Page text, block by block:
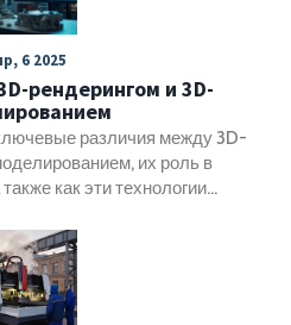
и новые проблемы, такие
среду и потребность в
специалистов. В статье
текущие трудности, так и
развития машиностроения.
6 2025
рендерингом и 3D-
различия между 3D-
их роль в
как эти технологии
на понимании основных
и их практическом
узнают о том, как 3D-
для создания прототипов